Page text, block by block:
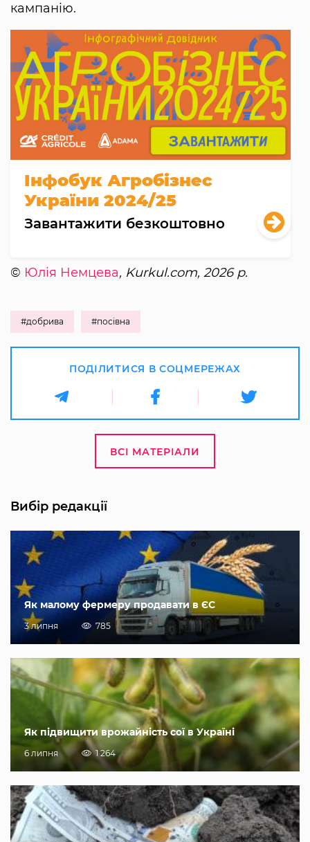
кампанію.
Інфобук Агробізнес
України 2024/25
Завантажити безкоштовно
© Юлія Немцева, Kurkul.com, 2026 р.
#добрива #посівна
ПОДІЛИТИСЯ В СОЦМЕРЕЖАХ
ВСІ МАТЕРІАЛИ
Вибір редакції
Як малому фермеру продавати в ЄС
3 липня 785
Як підвищити врожайність сої в Україні
6 липня 1 264